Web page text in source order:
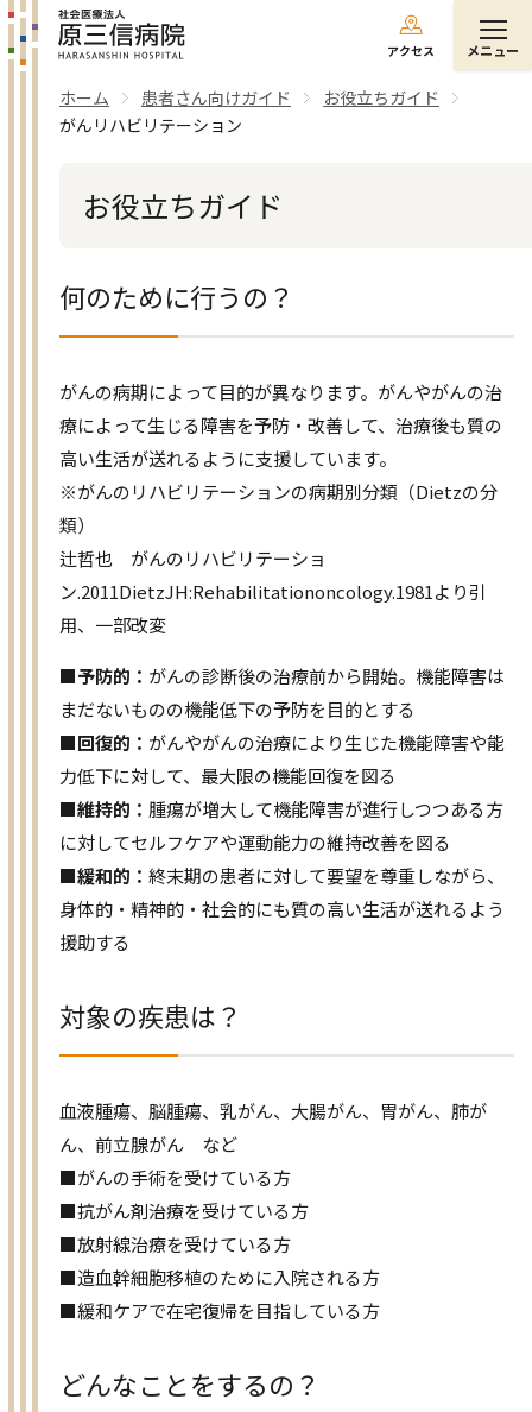
アクセス メニュー
ホーム 患者さん向けガイド
お役立ちガイド
がんリハビリテーション
お役立ちガイド
何のために行うの？
がんの病期によって目的が異なります。がんやがんの治
療によって生じる障害を予防・改善して、治療後も質の
高い生活が送れるように支援しています。
※がんのリハビリテーションの病期別分類（Dietzの分
類）
辻哲也 がんのリハビリテーショ
ン.2011DietzJH:Rehabilitationoncology.1981より引
用、一部改変
■予防的： がんの診断後の治療前から開始。機能障害は
まだないものの機能低下の予防を目的とする
■回復的： がんやがんの治療により生じた機能障害や能
力低下に対して、最大限の機能回復を図る
■維持的： 腫瘍が増大して機能障害が進行しつつある方
に対してセルフケアや運動能力の維持改善を図る
■緩和的： 終末期の患者に対して要望を尊重しながら、
身体的・精神的・社会的にも質の高い生活が送れるよう
援助する
対象の疾患は？
血液腫瘍、脳腫瘍、乳がん、大腸がん、胃がん、肺が
ん、前立腺がん など
■がんの手術を受けている方
■抗がん剤治療を受けている方
■放射線治療を受けている方
■造血幹細胞移植のために入院される方
■緩和ケアで在宅復帰を目指している方
どんなことをするの？